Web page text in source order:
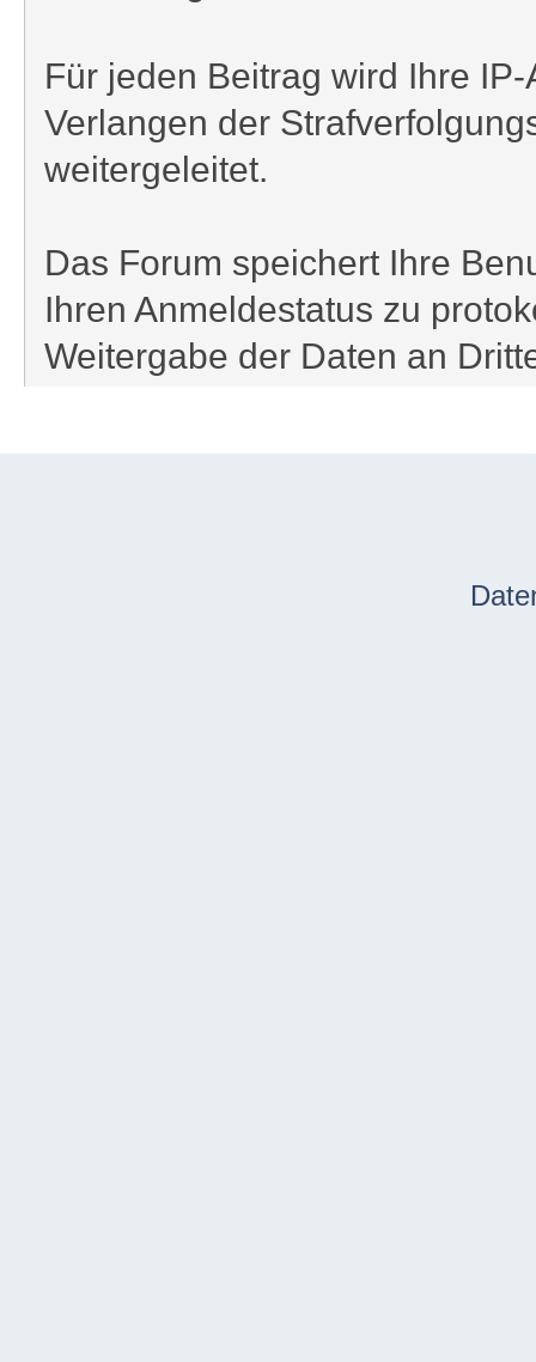
Für jeden Beitrag wird Ihre
Verlangen der
weitergeleitet.
Das Forum speichert Ihre
Ihren Anmeldestatus zu
Weitergabe der Daten an